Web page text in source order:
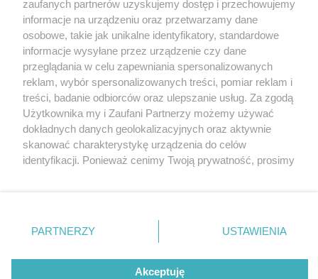
Nie zapomnij
zapoznać się z:
polityką prywatności regulamin korzystania z portali
Twojemiasto
Piekary Śląskie
Chorzów
Tarnowskie Góry
Gliwice
Skontaktuj sięz nami
Kontakt
Wydawca
Redakcja
zaufanych partnerów uzyskujemy dostęp i przechowujemy
informacje na urządzeniu oraz przetwarzamy dane
osobowe, takie jak unikalne identyfikatory, standardowe
informacje wysyłane przez urządzenie czy dane
przeglądania w celu zapewniania spersonalizowanych
reklam, wybór spersonalizowanych treści, pomiar reklam i
treści, badanie odbiorców oraz ulepszanie usług. Za zgodą
Użytkownika my i Zaufani Partnerzy możemy używać
dokładnych danych geolokalizacyjnych oraz aktywnie
skanować charakterystykę urządzenia do celów
identyfikacji. Ponieważ cenimy Twoją prywatność, prosimy
prywatności znajdujący się w lewym dolnym rogu strony
. Niektóre rodzaje przetwarzania danych nie wymagają
zgody użytkownika, ale masz prawo sprzeciwić się
takiemu przetwarzaniu. Preferencje będą miały
PARTNERZY USTAWIENIA
Akceptuję